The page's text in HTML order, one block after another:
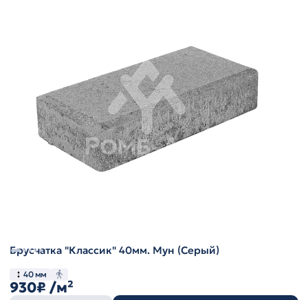
Брусчатка "Классик" 40мм. Мун (Серый)
40 мм
930₽ /м²